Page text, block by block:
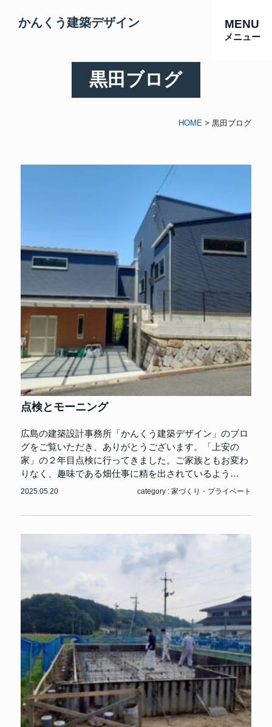
かんくう建築デザイン MENU
メニュー
黒田ブログ
HOME >黒田ブログ
点検とモーニング
広島の建築設計事務所「かんくう建築デザイン」のブロ
グをご覧いただき、ありがとうございます。「上安の
家」の２年目点検に行ってきました。ご家族ともお変わ
りなく、趣味である畑仕事に精を出されているよう…
2025.05.20 category :家づくり ・ プライベート